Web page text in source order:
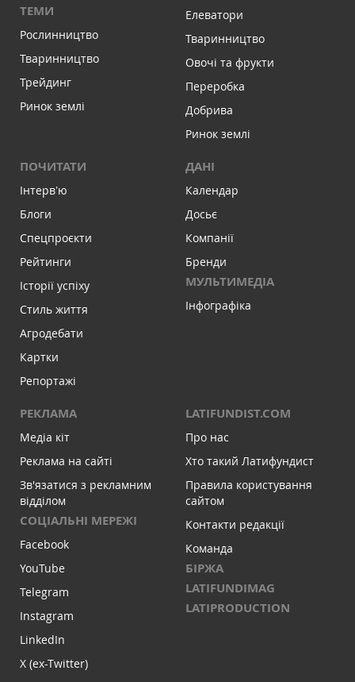
ТЕМИ
Рослинництво
Тваринництво
Трейдинг
Ринок землі
Елеватори
Тваринництво
Овочі та фрукти
Переробка
Добрива
Ринок землі
ПОЧИТАТИ
Інтервʼю
Блоги
Спецпроєкти
Рейтинги
Історії успіху
Стиль життя
Агродебати
Картки
Репортажі
ДАНІ
Календар
Досьє
Компанії
Бренди
МУЛЬТИМЕДІА
Інфографіка
РЕКЛАМА
Медіа кіт
Реклама на сайті
Зв'язатися з рекламним
відділом
СОЦІАЛЬНІ МЕРЕЖІ
Facebook
YouTube
Telegram
Instagram
LinkedIn
X (ex-Twitter)
LATIFUNDIST.COM
Про нас
Хто такий Латифундист
Правила користування
сайтом
Контакти редакції
Команда
БІРЖА
LATIFUNDIMAG
LATIPRODUCTION